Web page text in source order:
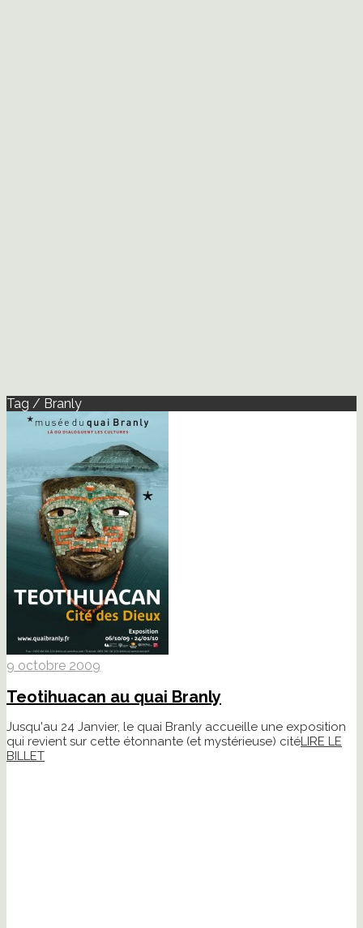
Tag / Branly
9 octobre 2009
Teotihuacan au quai Branly
Jusqu'au 24 Janvier, le quai Branly accueille une exposition
qui revient sur cette étonnante (et mystérieuse) citéLIRE LE
BILLET